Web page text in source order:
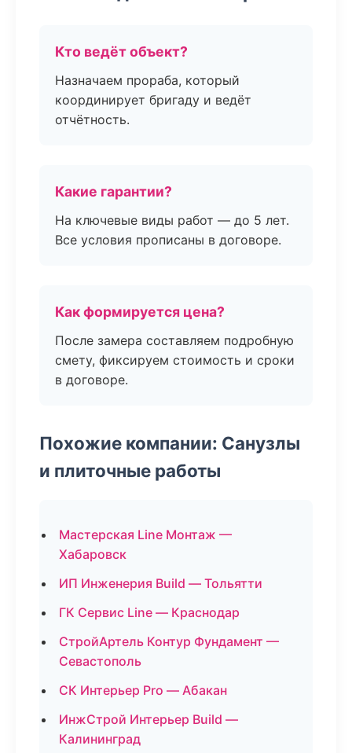
Кто ведёт объект?
Назначаем прораба, который
координирует бригаду и ведёт
отчётность.
Какие гарантии?
На ключевые виды работ — до 5 лет.
Все условия прописаны в договоре.
Как формируется цена?
После замера составляем подробную
смету, фиксируем стоимость и сроки
в договоре.
Похожие компании: Санузлы
и плиточные работы
Мастерская Line Монтаж —
Хабаровск
ИП Инженерия Build — Тольятти
ГК Сервис Line — Краснодар
СтройАртель Контур Фундамент —
Севастополь
СК Интерьер Pro — Абакан
ИнжСтрой Интерьер Build —
Калининград